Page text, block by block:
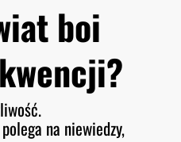
boi
na niewiedzy,